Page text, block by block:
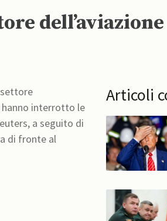
dell’aviazione
hanno interrotto le
di fronte al
Articoli